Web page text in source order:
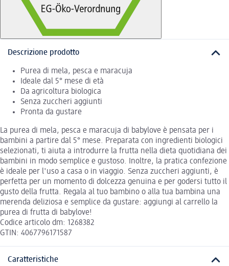
Descrizione prodotto
Purea di mela, pesca e maracuja
Ideale dal 5° mese di età
Da agricoltura biologica
Senza zuccheri aggiunti
Pronta da gustare
La purea di mela, pesca e maracuja di babylove è pensata per i
bambini a partire dal 5° mese. Preparata con ingredienti biologici
selezionati, ti aiuta a introdurre la frutta nella dieta quotidiana dei
bambini in modo semplice e gustoso. Inoltre, la pratica confezione
è ideale per l'uso a casa o in viaggio. Senza zuccheri aggiunti, è
perfetta per un momento di dolcezza genuina e per godersi tutto il
gusto della frutta. Regala al tuo bambino o alla tua bambina una
merenda deliziosa e semplice da gustare: aggiungi al carrello la
purea di frutta di babylove!
Codice articolo dm: 1268382
GTIN: 4067796171587
Caratteristiche